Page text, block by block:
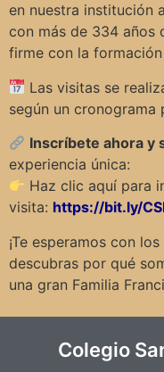
en nuestra institución
con más de 334 años
firme con la
Las visitas se
según un cronograma
Inscríbete ahora y
experiencia única:
Haz clic aquí para
visita: https://bit.ly/
¡Te esperamos con
descubras por qué
una gran Familia
Colegio